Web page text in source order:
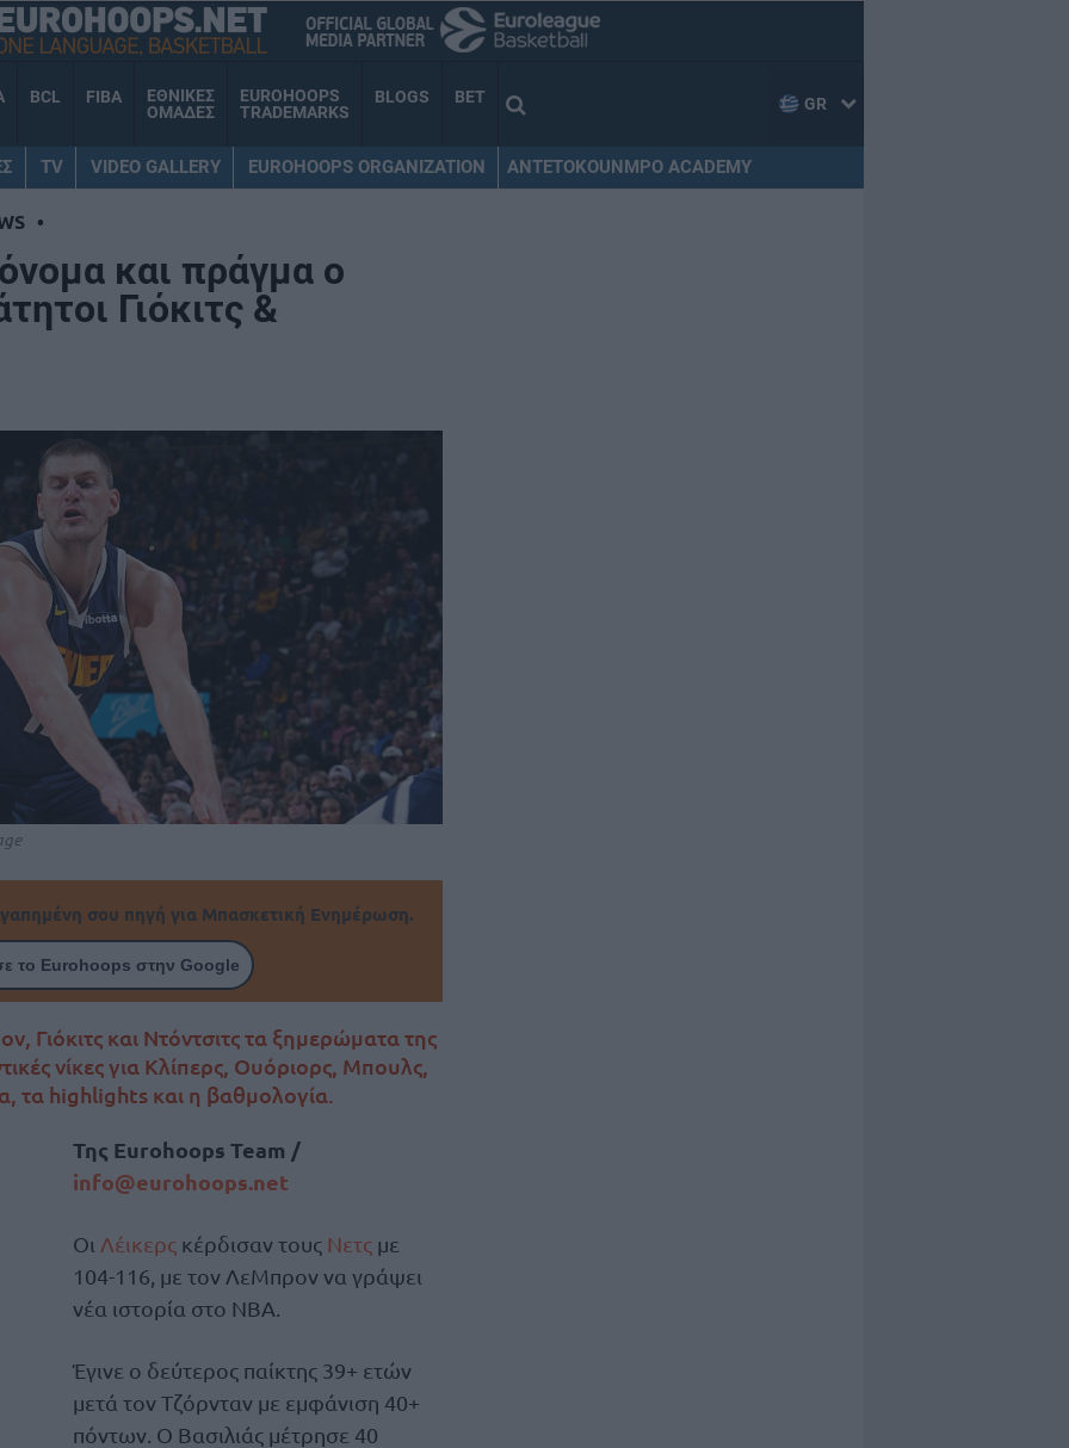
BCL FIBA
ΕΘΝΙΚΕΣ
ΟΜΑΔΕΣ
EUROHOOPS
TRADEMARKS
BLOGS BET GR
TV VIDEO GALLERY EUROHOOPS ORGANIZATION ANTETOKOUNMPO ACADEMY
•
και πράγμα ο
Γιόκιτς &
σου πηγή για Μπασκετική Ενημέρωση.
το Eurohoops στην Google
Γιόκιτς και Ντόντσιτς τα ξημερώματα της
νίκες για Κλίπερς, Ουόριορς, Μπουλς,
τα highlights και η βαθμολογία.
Της Eurohoops Team /
info@eurohoops.net
Οι Λέικερςκέρδισαν τους Νετςμε
104-116, με τον ΛεΜπρον να γράψει
νέα ιστορία στο ΝΒΑ.
Έγινε ο δεύτερος παίκτης 39+ ετών
μετά τον Τζόρνταν με εμφάνιση 40+
πόντων. Ο Βασιλιάς μέτρησε 40